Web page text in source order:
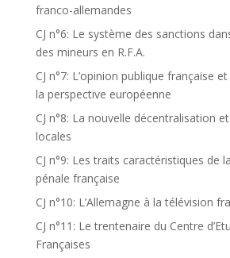
franco-allemandes
CJ n°6: Le système des sanctions
des mineurs en R.F.A.
CJ n°7: L’opinion publique française
la perspective européenne
CJ n°8: La nouvelle décentralisation
locales
CJ n°9: Les traits caractéristiques de
pénale française
CJ n°10: L’Allemagne à la télévision
CJ n°11: Le trentenaire du Centre
Françaises